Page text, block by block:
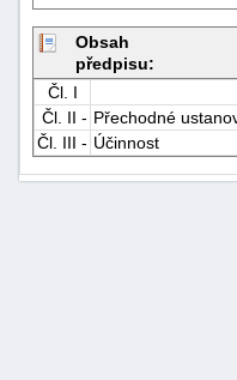
Obsah
předpisu:
Čl. I
Čl. II - Přechodné
Čl. III - Účinnost